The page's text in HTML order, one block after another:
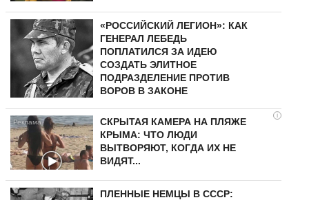
«РОССИЙСКИЙ ЛЕГИОН»: КАК
ГЕНЕРАЛ ЛЕБЕДЬ
ПОПЛАТИЛСЯ ЗА ИДЕЮ
СОЗДАТЬ ЭЛИТНОЕ
ПОДРАЗДЕЛЕНИЕ ПРОТИВ
ВОРОВ В ЗАКОНЕ
i
СКРЫТАЯ КАМЕРА НА ПЛЯЖЕ
КРЫМА: ЧТО ЛЮДИ
ВЫТВОРЯЮТ, КОГДА ИХ НЕ
ВИДЯТ...
ПЛЕННЫЕ НЕМЦЫ В СССР: